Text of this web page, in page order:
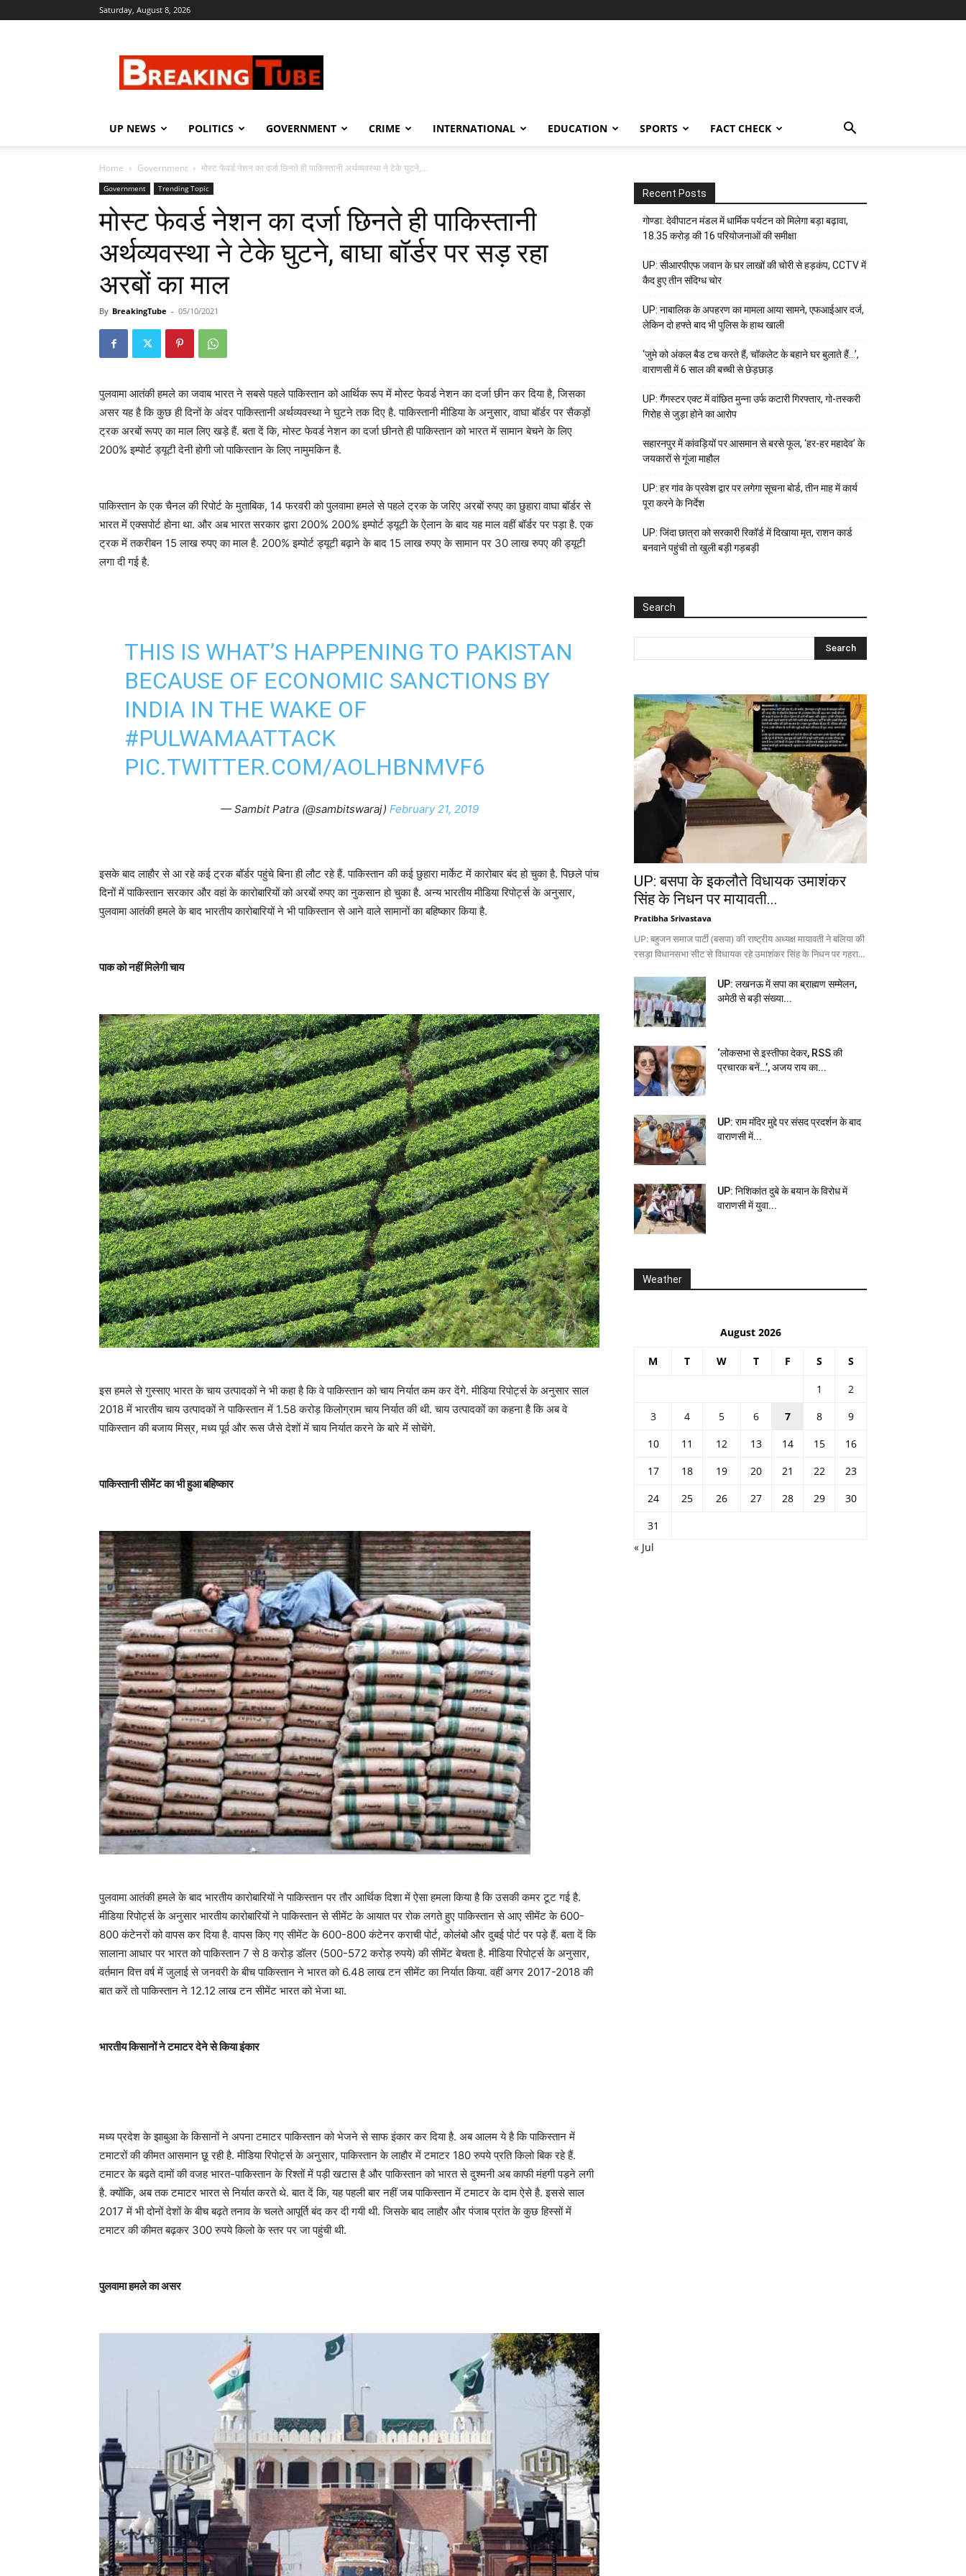
Saturday, August 8, 2026
UP NEWS POLITICS GOVERNMENT CRIME INTERNATIONAL EDUCATION SPORTS FACT CHECK
Home Government मोस्ट फेवर्ड नेशन का दर्जा छिनते ही पाकिस्तानी अर्थव्यवस्था ने टेके घुटने,...
Government Trending Topic
मोस्ट फेवर्ड नेशन का दर्जा छिनते ही पाकिस्तानी
अर्थव्यवस्था ने टेके घुटने, बाघा बॉर्डर पर सड़ रहा
अरबों का माल
By BreakingTube - 05/10/2021
पुलवामा आतंकी हमले का जवाब भारत ने सबसे पहले पाकिस्तान को आर्थिक रूप में मोस्ट फेवर्ड नेशन का दर्जा छीन कर दिया है, जिसका
असर यह है कि कुछ ही दिनों के अंदर पाकिस्तानी अर्थव्यवस्था ने घुटने तक दिए है. पाकिस्तानी मीडिया के अनुसार, वाघा बॉर्डर पर सैकड़ों
ट्रक अरबों रूपए का माल लिए खड़े हैं. बता दें कि, मोस्ट फेवर्ड नेशन का दर्जा छीनते ही पाकिस्तान को भारत में सामान बेचने के लिए
200% इम्पोर्ट ड्यूटी देनी होगी जो पाकिस्तान के लिए नामुमकिन है.
पाकिस्तान के एक चैनल की रिपोर्ट के मुताबिक, 14 फरवरी को पुलवामा हमले से पहले ट्रक के जरिए अरबों रुपए का छुहारा वाघा बॉर्डर से
भारत में एक्सपोर्ट होना था. और अब भारत सरकार द्वारा 200% 200% इम्पोर्ट ड्यूटी के ऐलान के बाद यह माल वहीं बॉर्डर पर पड़ा है. एक
ट्रक में तकरीबन 15 लाख रुपए का माल है. 200% इम्पोर्ट ड्यूटी बढ़ाने के बाद 15 लाख रुपए के सामान पर 30 लाख रुपए की ड्यूटी
लगा दी गई है.
THIS IS WHAT’S HAPPENING TO PAKISTAN
BECAUSE OF ECONOMIC SANCTIONS BY
INDIA IN THE WAKE OF
#PULWAMAATTACK
PIC.TWITTER.COM/AOLHBNMVF6
— Sambit Patra (@sambitswaraj) February 21, 2019
इसके बाद लाहौर से आ रहे कई ट्रक बॉर्डर पहुंचे बिना ही लौट रहे हैं. पाकिस्तान की कई छुहारा मार्केट में कारोबार बंद हो चुका है. पिछले पांच
दिनों में पाकिस्तान सरकार और वहां के कारोबारियों को अरबों रुपए का नुकसान हो चुका है. अन्य भारतीय मीडिया रिपोर्ट्स के अनुसार,
पुलवामा आतंकी हमले के बाद भारतीय कारोबारियों ने भी पाकिस्तान से आने वाले सामानों का बहिष्कार किया है.
पाक को नहीं मिलेगी चाय
इस हमले से गुस्साए भारत के चाय उत्पादकों ने भी कहा है कि वे पाकिस्तान को चाय निर्यात कम कर देंगे. मीडिया रिपोर्ट्स के अनुसार साल
2018 में भारतीय चाय उत्पादकों ने पाकिस्तान में 1.58 करोड़ किलोग्राम चाय निर्यात की थी. चाय उत्पादकों का कहना है कि अब वे
पाकिस्तान की बजाय मिस्र, मध्य पूर्व और रूस जैसे देशों में चाय निर्यात करने के बारे में सोचेंगे.
पाकिस्तानी सीमेंट का भी हुआ बहिष्कार
पुलवामा आतंकी हमले के बाद भारतीय कारोबारियों ने पाकिस्तान पर तौर आर्थिक दिशा में ऐसा हमला किया है कि उसकी कमर टूट गई है.
मीडिया रिपोर्ट्स के अनुसार भारतीय कारोबारियों ने पाकिस्‍तान से सीमेंट के आयात पर रोक लगते हुए पाकिस्तान से आए सीमेंट के 600-
800 कंटेनरों को वापस कर दिया है. वापस किए गए सीमेंट के 600-800 कंटेनर कराची पोर्ट, कोलंबो और दुबई पोर्ट पर पड़े हैं. बता दें कि
सालाना आधार पर भारत को पाकिस्तान 7 से 8 करोड़ डॉलर (500-572 करोड़ रुपये) की सीमेंट बेचता है. मीडिया रिपोर्ट्स के अनुसार,
वर्तमान वित्त वर्ष में जुलाई से जनवरी के बीच पाकिस्तान ने भारत को 6.48 लाख टन सीमेंट का निर्यात किया. वहीं अगर 2017-2018 की
बात करें तो पाकिस्‍तान ने 12.12 लाख टन सीमेंट भारत को भेजा था.
भारतीय किसानों ने टमाटर देने से किया इंकार
मध्य प्रदेश के झाबुआ के किसानों ने अपना टमाटर पाकिस्तान को भेजने से साफ इंकार कर दिया है. अब आलम ये है कि पाकिस्तान में
टमाटरों की कीमत आसमान छू रही है. मीडिया रिपोर्ट्स के अनुसार, पाकिस्तान के लाहौर में टमाटर 180 रुपये प्रति किलो बिक रहे हैं.
टमाटर के बढ़ते दामों की वजह भारत-पाकिस्‍तान के रिश्‍तों में पड़ी खटास है और पाकिस्तान को भारत से दुश्‍मनी अब काफी मंहगी पड़ने लगी
है. क्योंकि, अब तक टमाटर भारत से निर्यात करते थे. बात दें कि, यह पहली बार नहीं जब पाकिस्तान में टमाटर के दाम ऐसे है. इससे साल
2017 में भी दोनों देशों के बीच बढ़ते तनाव के चलते आपूर्ति बंद कर दी गयी थी. जिसके बाद लाहौर और पंजाब प्रांत के कुछ हिस्सों में
टमाटर की कीमत बढ़कर 300 रुपये किलो के स्तर पर जा पहुंची थी.
पुलवामा हमले का असर
Recent Posts
गोण्डा: देवीपाटन मंडल में धार्मिक पर्यटन को मिलेगा बड़ा बढ़ावा,
18.35 करोड़ की 16 परियोजनाओं की समीक्षा
UP: सीआरपीएफ जवान के घर लाखों की चोरी से हड़कंप, CCTV में
कैद हुए तीन संदिग्ध चोर
UP: नाबालिक के अपहरण का मामला आया सामने, एफआईआर दर्ज,
लेकिन दो हफ्ते बाद भी पुलिस के हाथ खाली
‘जुमे को अंकल बैड टच करते हैं, चॉकलेट के बहाने घर बुलाते हैं…’,
वाराणसी में 6 साल की बच्ची से छेड़छाड़
UP: गैंगस्टर एक्ट में वांछित मुन्ना उर्फ कटारी गिरफ्तार, गो-तस्करी
गिरोह से जुड़ा होने का आरोप
सहारनपुर में कांवड़ियों पर आसमान से बरसे फूल, ‘हर-हर महादेव’ के
जयकारों से गूंजा माहौल
UP: हर गांव के प्रवेश द्वार पर लगेगा सूचना बोर्ड, तीन माह में कार्य
पूरा करने के निर्देश
UP: जिंदा छात्रा को सरकारी रिकॉर्ड में दिखाया मृत, राशन कार्ड
बनवाने पहुंची तो खुली बड़ी गड़बड़ी
Search
UP: बसपा के इकलौते विधायक उमाशंकर
सिंह के निधन पर मायावती...
Pratibha Srivastava
UP: बहुजन समाज पार्टी (बसपा) की राष्ट्रीय अध्यक्ष मायावती ने बलिया की
रसड़ा विधानसभा सीट से विधायक रहे उमाशंकर सिंह के निधन पर गहरा...
UP: लखनऊ में सपा का ब्राह्मण सम्मेलन,
अमेठी से बड़ी संख्या...
‘लोकसभा से इस्तीफा देकर, RSS की
प्रचारक बनें…’, अजय राय का...
UP: राम मंदिर मुद्दे पर संसद प्रदर्शन के बाद
वाराणसी में...
UP: निशिकांत दुबे के बयान के विरोध में
वाराणसी में युवा...
Weather
August 2026
M T W T F S S
1
2
3
4 5 6 7 8
9
10
11 12 13 14 15
16
17
18 19 20 21 22
23
24
25 26 27 28 29
30
31
« Jul